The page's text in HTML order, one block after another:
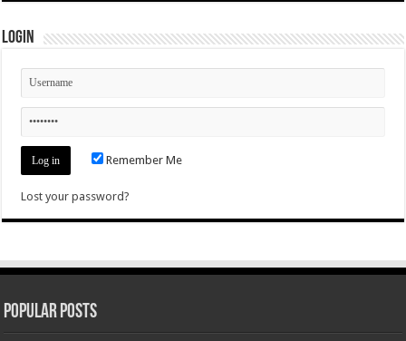
Login
Remember Me
Lost your password?
Popular Posts